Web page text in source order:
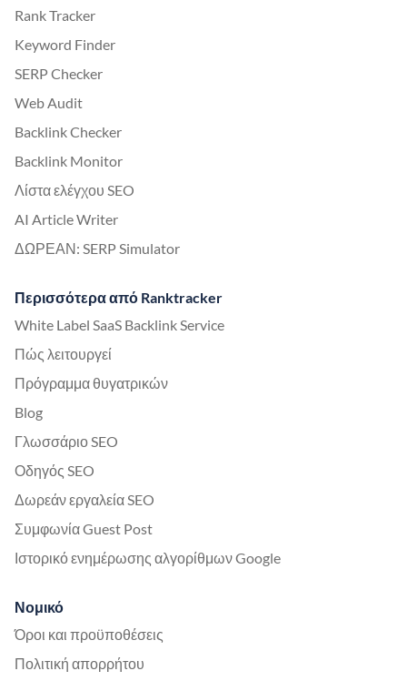
Rank Tracker
Keyword Finder
SERP Checker
Web Audit
Backlink Checker
Backlink Monitor
Λίστα ελέγχου SEO
AI Article Writer
ΔΩΡΕΑΝ: SERP Simulator
Περισσότερα από Ranktracker
White Label SaaS Backlink Service
Πώς λειτουργεί
Πρόγραμμα θυγατρικών
Blog
Γλωσσάριο SEO
Οδηγός SEO
Δωρεάν εργαλεία SEO
Συμφωνία Guest Post
Ιστορικό ενημέρωσης αλγορίθμων Google
Νομικό
Όροι και προϋποθέσεις
Πολιτική απορρήτου